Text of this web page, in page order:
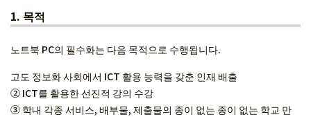
1. 목적
노트북 PC의 필수화는 다음 목적으로 수행됩니다.
고도 정보화 사회에서 ICT 활용 능력을 갖춘 인재 배출
② ICT를 활용한 선진적 강의 수강
③ 학내 각종 서비스, 배부물, 제출물의 종이 없는 종이 없는 학교 만